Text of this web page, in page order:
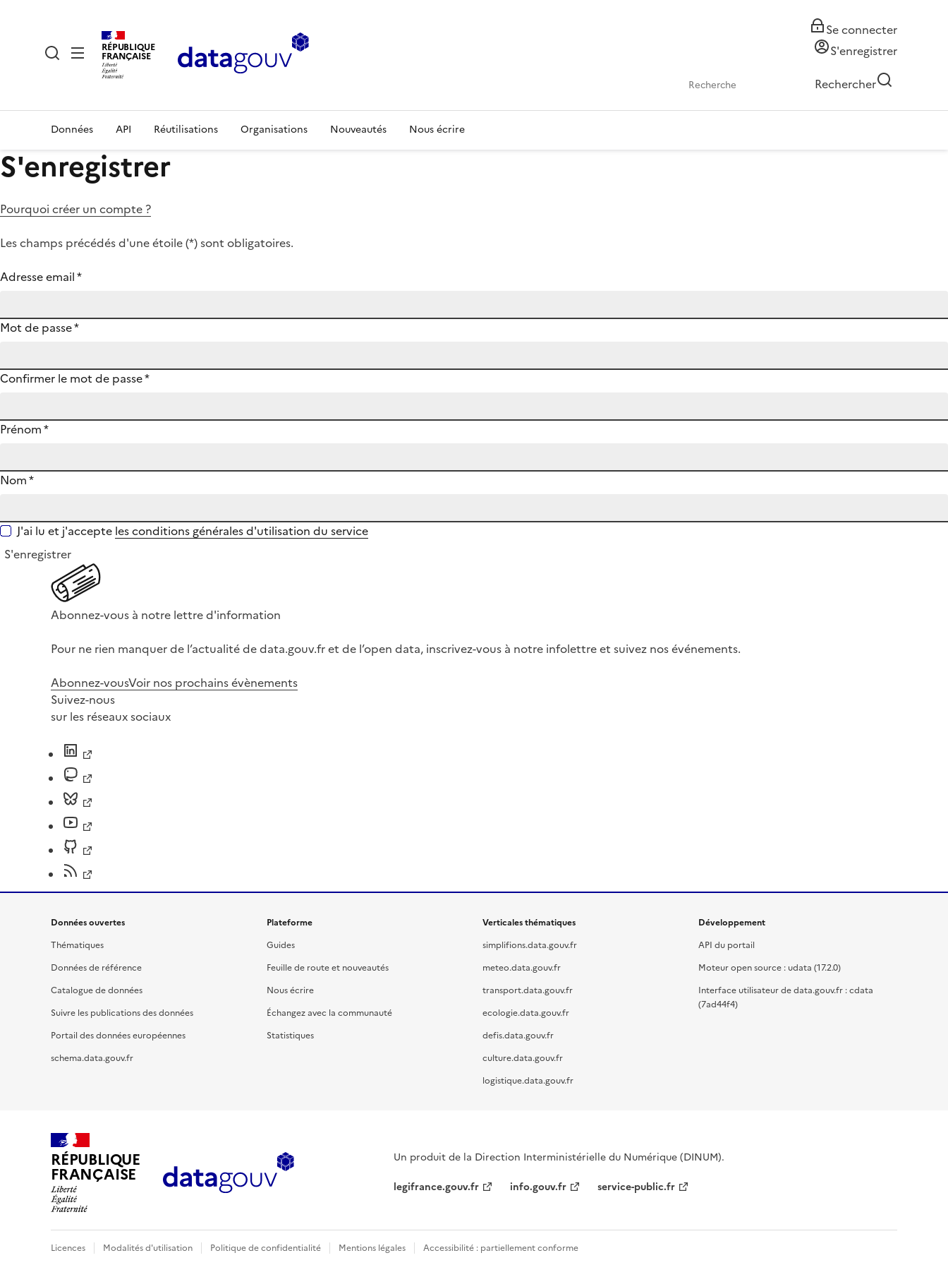
RÉPUBLIQUE
FRANÇAISE
Se connecter
S'enregistrer
Rechercher
Données API Réutilisations Organisations Nouveautés Nous écrire
S'enregistrer
Pourquoi créer un compte ?
Les champs précédés d'une étoile (*) sont obligatoires.
Adresse email*
Mot de passe*
Confirmer le mot de passe*
Prénom*
Nom*
J'ai lu et j'accepte les conditions générales d'utilisation du service
S'enregistrer
Abonnez-vous à notre lettre d'information
Pour ne rien manquer de l’actualité de data.gouv.fr et de l’open data, inscrivez-vous à notre infolettre et suivez nos événements.
Abonnez-vousVoir nos prochains évènements
Suivez-nous
sur les réseaux sociaux
Données ouvertes
Thématiques
Données de référence
Catalogue de données
Suivre les publications des données
Portail des données européennes
schema.data.gouv.fr
Plateforme
Guides
Feuille de route et nouveautés
Nous écrire
Échangez avec la communauté
Statistiques
Verticales thématiques
simplifions.data.gouv.fr
meteo.data.gouv.fr
transport.data.gouv.fr
ecologie.data.gouv.fr
defis.data.gouv.fr
culture.data.gouv.fr
logistique.data.gouv.fr
Développement
API du portail
Moteur open source : udata (17.2.0)
Interface utilisateur de data.gouv.fr : cdata
(7ad44f4)
RÉPUBLIQUE
FRANÇAISE
Un produit de la Direction Interministérielle du Numérique (DINUM).
legifrance.gouv.fr
info.gouv.fr service-public.fr
Licences Modalités d'utilisation Politique de confidentialité Mentions légales Accessibilité : partiellement conforme